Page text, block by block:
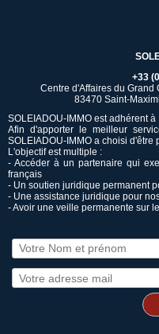
+33
Centre d'Affaires du Grand
83470 Saint-
SOLEIADOU-IMMO est adhérent
Afin d'apporter le meilleur
SOLEIADOU-IMMO a choisi d'être
L'objectif est multiple :
- Accéder à un partenaire qui
français
- Un soutien juridique permanent
- Une assistance juridique pour
- Avoir une veille permanente sur